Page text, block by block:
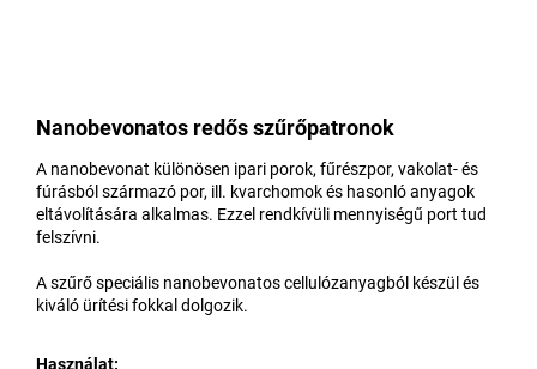
Nanobevonatos redős szűrőpatronok
A nanobevonat különösen ipari porok, fűrészpor, vakolat- és
fúrásból származó por, ill. kvarchomok és hasonló anyagok
eltávolítására alkalmas. Ezzel rendkívüli mennyiségű port tud
felszívni.
A szűrő speciális nanobevonatos cellulózanyagból készül és
kiváló ürítési fokkal dolgozik.
Használat: